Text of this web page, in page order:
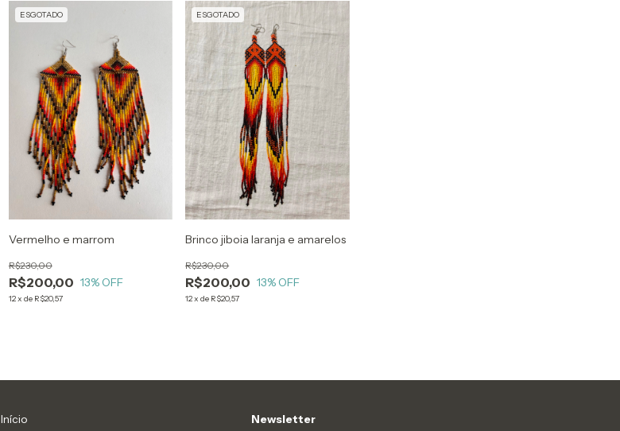
ESGOTADO
Vermelho e marrom
R$200,00
R$230,00
13% OFF
12x de R$20,57
ESGOTADO
Brinco jiboia laranja e amarelos
R$200,00
R$230,00
13% OFF
12xde R$20,57
Início Newsletter